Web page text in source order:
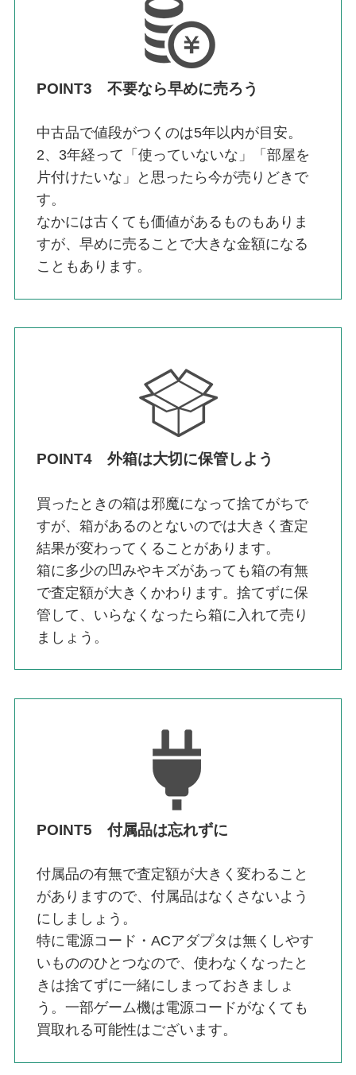
POINT3 不要なら早めに売ろう
中古品で値段がつくのは5年以内が目安。
2、3年経って「使っていないな」「部屋を
片付けたいな」と思ったら今が売りどきで
す。
なかには古くても価値があるものもありま
すが、早めに売ることで大きな金額になる
こともあります。
POINT4 外箱は大切に保管しよう
買ったときの箱は邪魔になって捨てがちで
すが、箱があるのとないのでは大きく査定
結果が変わってくることがあります。
箱に多少の凹みやキズがあっても箱の有無
で査定額が大きくかわります。捨てずに保
管して、いらなくなったら箱に入れて売り
ましょう。
POINT5 付属品は忘れずに
付属品の有無で査定額が大きく変わること
がありますので、付属品はなくさないよう
にしましょう。
特に電源コード・ACアダプタは無くしやす
いもののひとつなので、使わなくなったと
きは捨てずに一緒にしまっておきましょ
う。一部ゲーム機は電源コードがなくても
買取れる可能性はございます。